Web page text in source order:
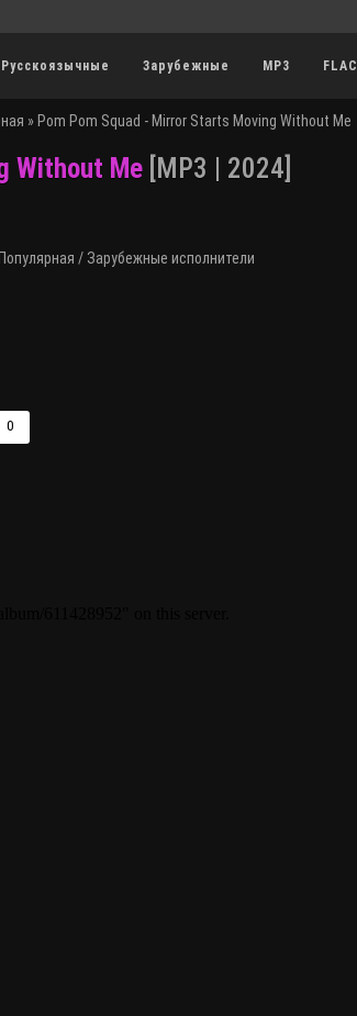
Русскоязычные Зарубежные MP3 FLAC
» Pom Pom Squad - Mirror Starts Moving Without Me
Without Me [MP3 | 2024]
/ Зарубежные исполнители
0